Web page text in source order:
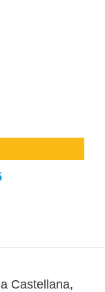
Castellana,